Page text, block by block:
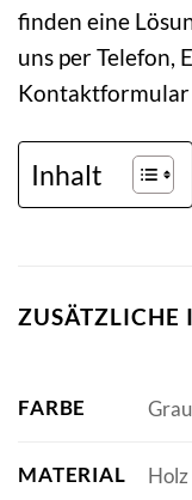
finden eine
uns per Telefon,
Kontaktformular
Inhalt
ZUSÄTZLICHE
FARBE Grau
MATERIAL